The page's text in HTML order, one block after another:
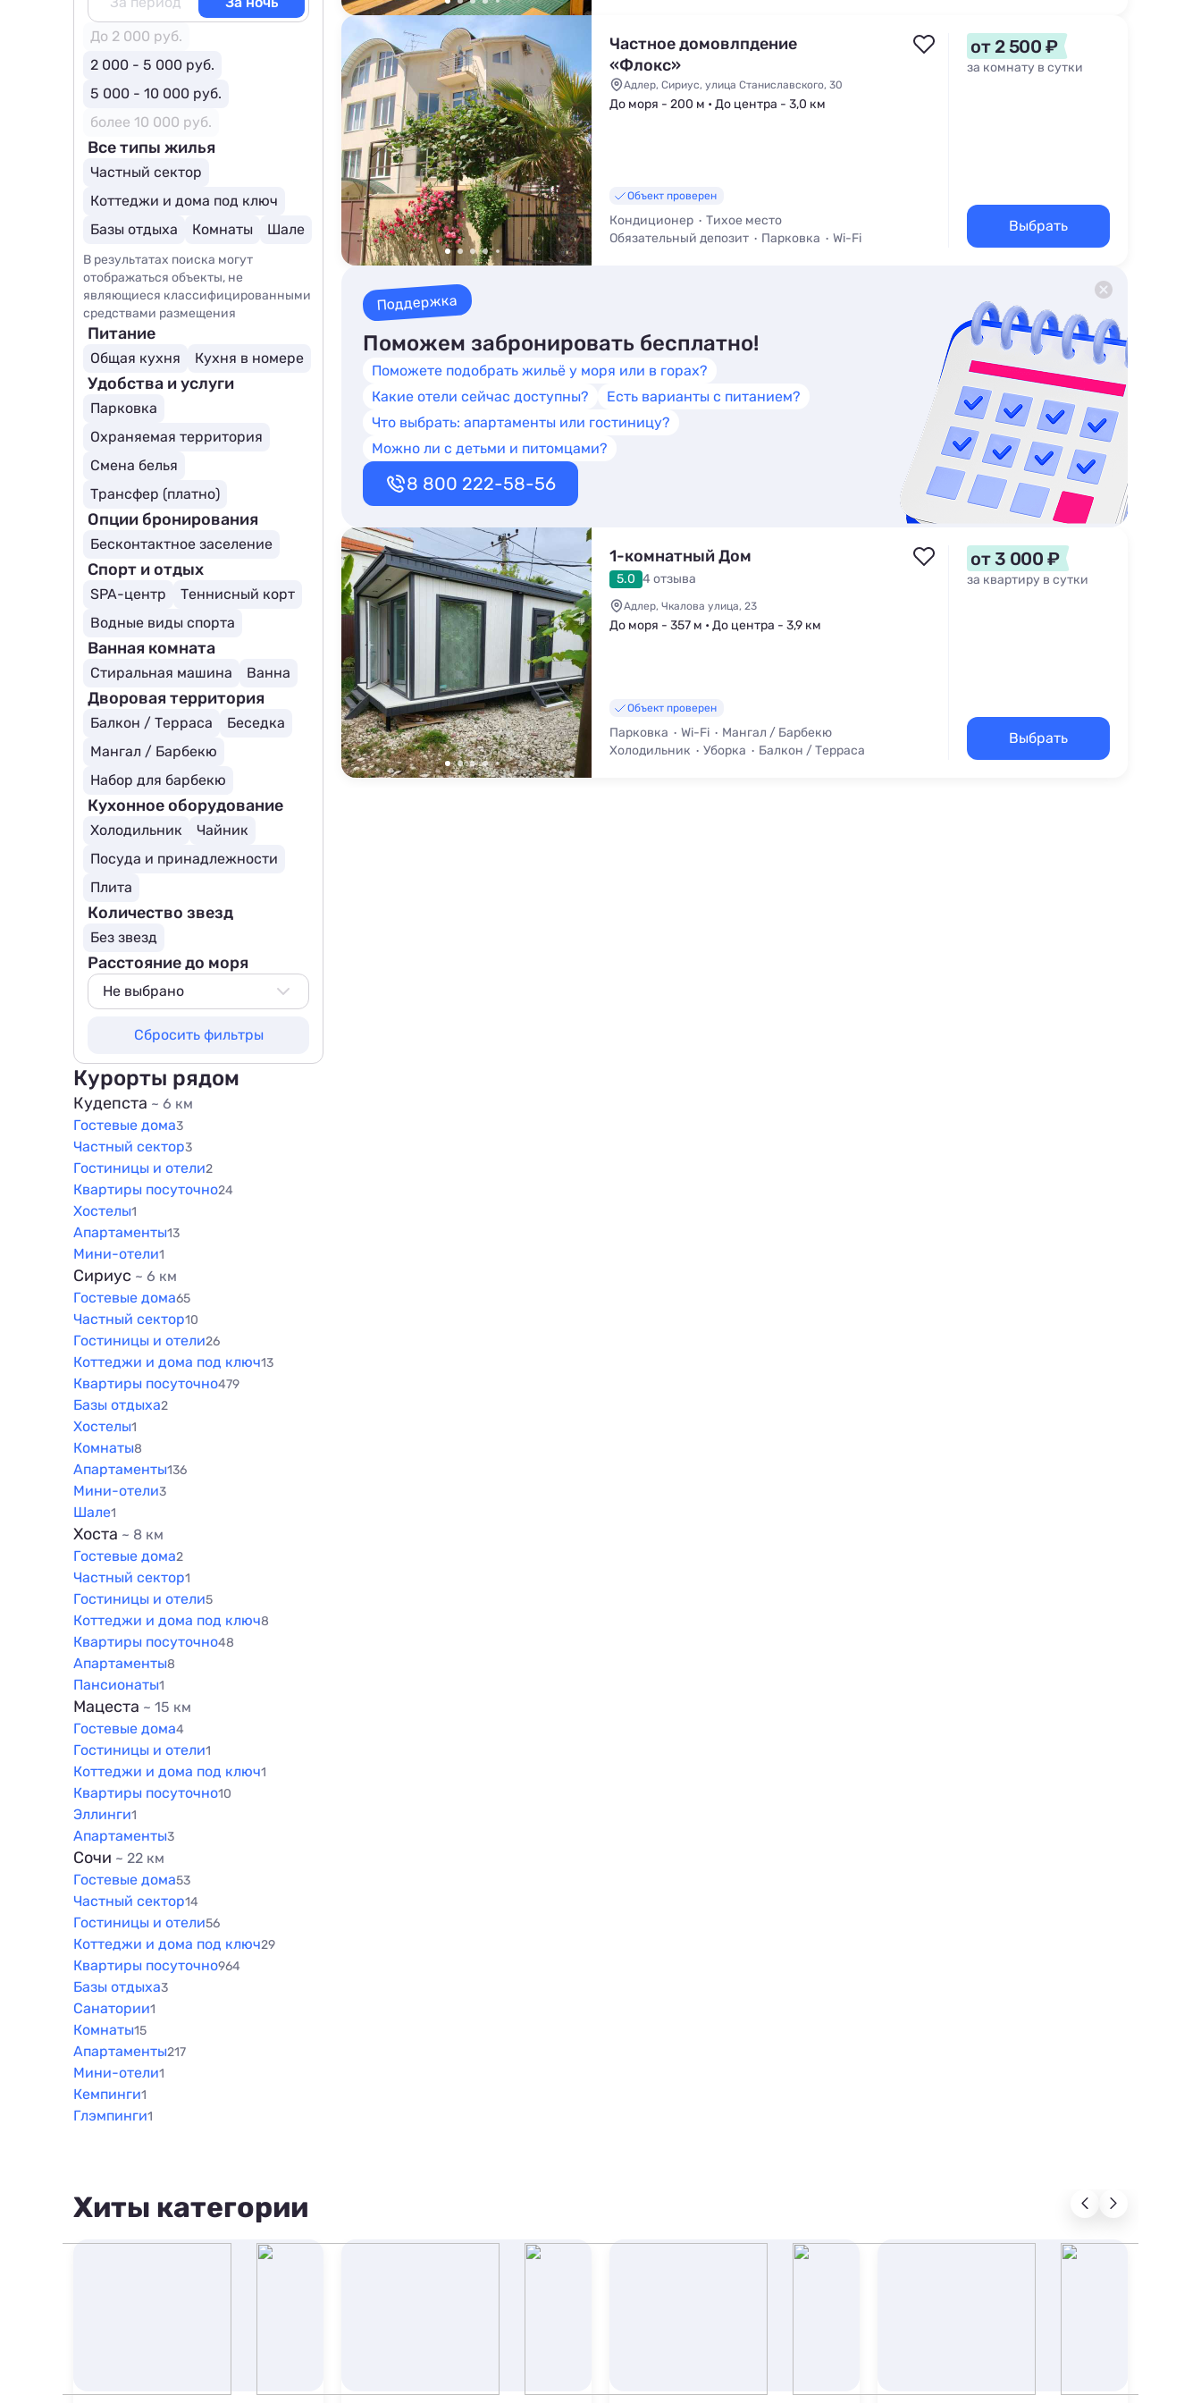
Частное домовлпдение
«Флокс»
Адлер, Сириус, улица Станиславского, 30
До моря - 200 м • До центра - 3,0 км
Объект проверен
Кондиционер
Тихое место
Обязательный депозит
Парковка
Wi-Fi
от 2 500 ₽
за комнату в сутки
Выбрать
Поддержка
Поможем забронировать бесплатно!
Поможете подобрать жильё у моря или в горах?
Какие отели сейчас доступны?
Есть варианты с питанием?
Что выбрать: апартаменты или гостиницу?
Можно ли с детьми и питомцами?
8 800 222-58-56
1-комнатный Дом
5.0 4 отзыва
Адлер, Чкалова улица, 23
До моря - 357 м • До центра - 3,9 км
Объект проверен
Парковка Wi-Fi
Мангал / Барбекю
Холодильник
Уборка Балкон / Терраса
от 3 000 ₽
за квартиру в сутки
Выбрать
До 2 000 руб.
2 000 - 5 000 руб.
5 000 - 10 000 руб.
более 10 000 руб.
Все типы жилья
Частный сектор
Коттеджи и дома под ключ
Базы отдыха
Комнаты Шале
В результатах поиска могут
отображаться объекты, не
являющиеся классифицированными
средствами размещения
Питание
Общая кухня Кухня в номере
Удобства и услуги
Парковка
Охраняемая территория
Смена белья
Трансфер (платно)
Опции бронирования
Бесконтактное заселение
Спорт и отдых
SPA-центр
Теннисный корт
Водные виды спорта
Ванная комната
Стиральная машина Ванна
Дворовая территория
Балкон / Терраса
Беседка
Мангал / Барбекю
Набор для барбекю
Кухонное оборудование
Холодильник
Чайник
Посуда и принадлежности
Плита
Количество звезд
Без звезд
Расстояние до моря
Не выбрано
500 м
800 м
1000 м
1500 м
Сбросить фильтры
Курорты рядом
Кудепста ~ 6 км
Гостевые дома3
Частный сектор3
Гостиницы и отели2
Квартиры посуточно24
Хостелы1
Апартаменты13
Мини-отели1
Сириус ~ 6 км
Гостевые дома65
Частный сектор10
Гостиницы и отели26
Коттеджи и дома под ключ13
Квартиры посуточно479
Базы отдыха2
Хостелы1
Комнаты8
Апартаменты136
Мини-отели3
Шале1
Хоста ~ 8 км
Гостевые дома2
Частный сектор1
Гостиницы и отели5
Коттеджи и дома под ключ8
Квартиры посуточно48
Апартаменты8
Пансионаты1
Мацеста ~ 15 км
Гостевые дома4
Гостиницы и отели1
Коттеджи и дома под ключ1
Квартиры посуточно10
Эллинги1
Апартаменты3
Сочи ~ 22 км
Гостевые дома53
Частный сектор14
Гостиницы и отели56
Коттеджи и дома под ключ29
Квартиры посуточно964
Базы отдыха3
Санатории1
Комнаты15
Апартаменты217
Мини-отели1
Кемпинги1
Глэмпинги1
Хиты категории